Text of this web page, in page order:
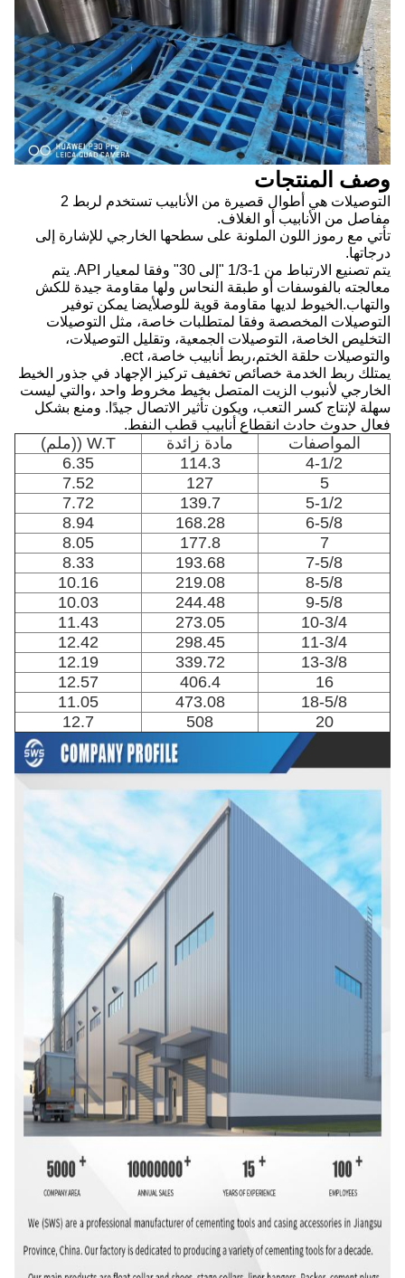
وصف المنتجات
التوصيلات هي أطوال قصيرة من الأنابيب تستخدم لربط 2
مفاصل من الأنابيب أو الغلاف.
تأتي مع رموز اللون الملونة على سطحها الخارجي للإشارة إلى
درجاتها.
يتم تصنيع الارتباط من 1-1/3 "إلى 30" وفقا لمعيار API. يتم
معالجته بالفوسفات أو طبقة النحاس ولها مقاومة جيدة للكش
والتهاب.الخيوط لديها مقاومة قوية للوصلأيضا يمكن توفير
التوصيلات المخصصة وفقا لمتطلبات خاصة، مثل التوصيلات
التخليص الخاصة، التوصيلات الجمعية، وتقليل التوصيلات،
والتوصيلات حلقة الختم،ربط أنابيب خاصة، ect.
يمتلك ربط الخدمة خصائص تخفيف تركيز الإجهاد في جذور الخيط
الخارجي لأنبوب الزيت المتصل بخيط مخروط واحد ،والتي ليست
سهلة لإنتاج كسر التعب، ويكون تأثير الاتصال جيدًا. ومنع بشكل
فعال حدوث حادث انقطاع أنابيب قطب النفط.
المواصفات مادة زائدة
W.T ((ملم)
4-1/2
114.3
6.35
5
127
7.52
5-1/2
139.7
7.72
6-5/8
168.28
8.94
7
177.8
8.05
7-5/8
193.68
8.33
8-5/8
219.08
10.16
9-5/8
244.48
10.03
10-3/4
273.05
11.43
11-3/4
298.45
12.42
13-3/8
339.72
12.19
16
406.4
12.57
18-5/8
473.08
11.05
20
508
12.7